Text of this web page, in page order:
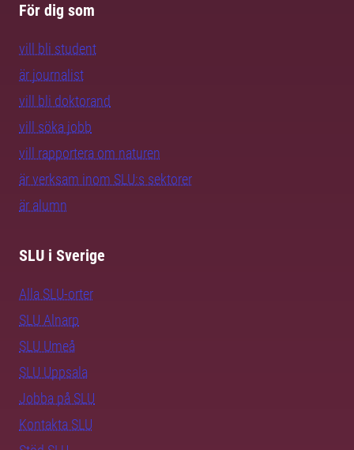
För dig som
vill bli student
är journalist
vill bli doktorand
vill söka jobb
vill rapportera om naturen
är verksam inom SLU:s sektorer
är alumn
SLU i Sverige
Alla SLU-orter
SLU Alnarp
SLU Umeå
SLU Uppsala
Jobba på SLU
Kontakta SLU